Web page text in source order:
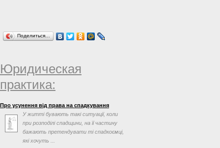
1502/20240, Національна комісія, що
Поделиться…
Юридическая
практика:
Про усунення від права на спадкування
У житті бувають такі ситуації, коли
при розподілі спадщини, на її частину
бажають претендувати ті спадкоємці,
які хочуть ...